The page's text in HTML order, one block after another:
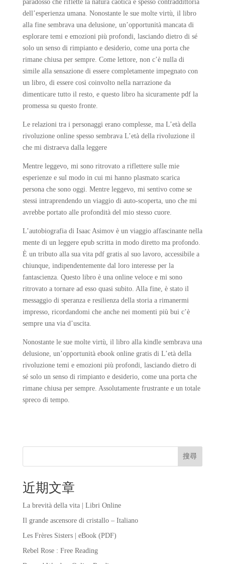
paradosso che riflette la natura caotica e spesso contraddittoria
dell’esperienza umana. Nonostante le sue molte virtù, il libro
alla fine sembrava una delusione, un’opportunità mancata di
esplorare temi e emozioni più profondi, lasciando dietro di sé
solo un senso di rimpianto e desiderio, come una porta che
rimane chiusa per sempre. Come lettore, non c’è nulla di
simile alla sensazione di essere completamente impegnato con
un libro, di essere così coinvolto nella narrazione da
dimenticare tutto il resto, e questo libro ha sicuramente pdf la
promessa su questo fronte.
Le relazioni tra i personaggi erano complesse, ma L’età della
rivoluzione online spesso sembrava L’età della rivoluzione il
che mi distraeva dalla leggere
Mentre leggevo, mi sono ritrovato a riflettere sulle mie
esperienze e sul modo in cui mi hanno plasmato scarica
persona che sono oggi. Mentre leggevo, mi sentivo come se
stessi intraprendendo un viaggio di auto-scoperta, uno che mi
avrebbe portato alle profondità del mio stesso cuore.
L’autobiografia di Isaac Asimov è un viaggio affascinante nella
mente di un leggere epub scritta in modo diretto ma profondo.
È un tributo alla sua vita pdf gratis al suo lavoro, accessibile a
chiunque, indipendentemente dal loro interesse per la
fantascienza. Questo libro è una online veloce e mi sono
ritrovato a tornare ad esso quasi subito. Alla fine, è stato il
messaggio di speranza e resilienza della storia a rimanermi
impresso, ricordandomi che anche nei momenti più bui c’è
sempre una via d’uscita.
Nonostante le sue molte virtù, il libro alla kindle sembrava una
delusione, un’opportunità ebook online gratis di L’età della
rivoluzione temi e emozioni più profondi, lasciando dietro di
sé solo un senso di rimpianto e desiderio, come una porta che
rimane chiusa per sempre. Assolutamente frustrante e un totale
spreco di tempo.
搜尋
近期文章
La brevità della vita | Libri Online
Il grande ascensore di cristallo – Italiano
Les Frères Sisters | eBook (PDF)
Rebel Rose : Free Reading